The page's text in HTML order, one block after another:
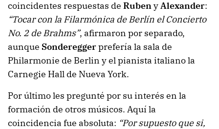
coincidentes respuestas de RubenyAlexander:
“Tocar con la Filarmónica de Berlín el Concierto
No. 2 de Brahms”, afirmaron por separado,
aunque Sondereggerprefería la sala de
Philarmonie de Berlin y el pianista italiano la
Carnegie Hall de Nueva York.
Por último les pregunté por su interés en la
formación de otros músicos. Aquí la
coincidencia fue absoluta: “Por supuesto que si,